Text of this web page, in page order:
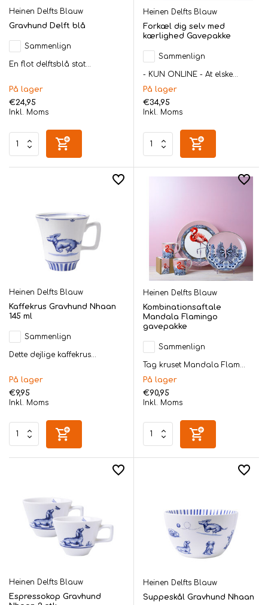
Heinen Delfts Blauw
Gravhund Delft blå
Sammenlign
En flot delftsblå stat...
På lager
€24,95
Inkl. Moms
Heinen Delfts Blauw
Forkæl dig selv med
kærlighed Gavepakke
Sammenlign
- KUN ONLINE - At elske...
På lager
€34,95
Inkl. Moms
Heinen Delfts Blauw
Kaffekrus Gravhund Nhaan
145 ml
Sammenlign
Dette dejlige kaffekrus...
På lager
€9,95
Inkl. Moms
Heinen Delfts Blauw
Kombinationsaftale
Mandala Flamingo
gavepakke
Sammenlign
Tag kruset Mandala Flam...
På lager
€90,95
Inkl. Moms
Heinen Delfts Blauw
Espressokop Gravhund
Heinen Delfts Blauw
Suppeskål Gravhund Nhaan